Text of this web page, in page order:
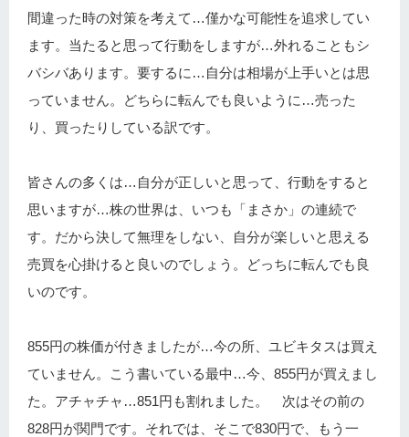
間違った時の対策を考えて…僅かな可能性を追求してい
ます。当たると思って行動をしますが…外れることもシ
バシバあります。要するに…自分は相場が上手いとは思
っていません。どちらに転んでも良いように…売った
り、買ったりしている訳です。
皆さんの多くは…自分が正しいと思って、行動をすると
思いますが…株の世界は、いつも「まさか」の連続で
す。だから決して無理をしない、自分が楽しいと思える
売買を心掛けると良いのでしょう。どっちに転んでも良
いのです。
855円の株価が付きましたが…今の所、ユビキタスは買え
ていません。こう書いている最中…今、855円が買えまし
た。アチャチャ…851円も割れました。 次はその前の
828円が関門です。それでは、そこで830円で、もう一